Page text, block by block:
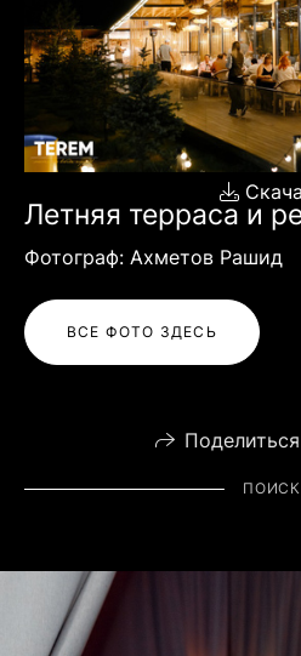
Летняя терраса и
Фотограф: Ахметов Рашид
ВСЕ ФОТО ЗДЕСЬ
ПОИСК